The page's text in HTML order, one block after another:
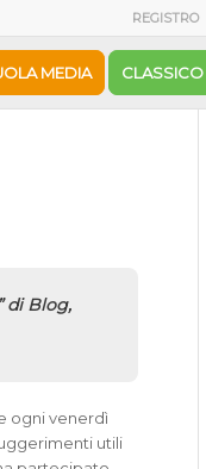
REGISTRO
MEDIA CLASSICO
di Blog,
ogni venerdì
utili